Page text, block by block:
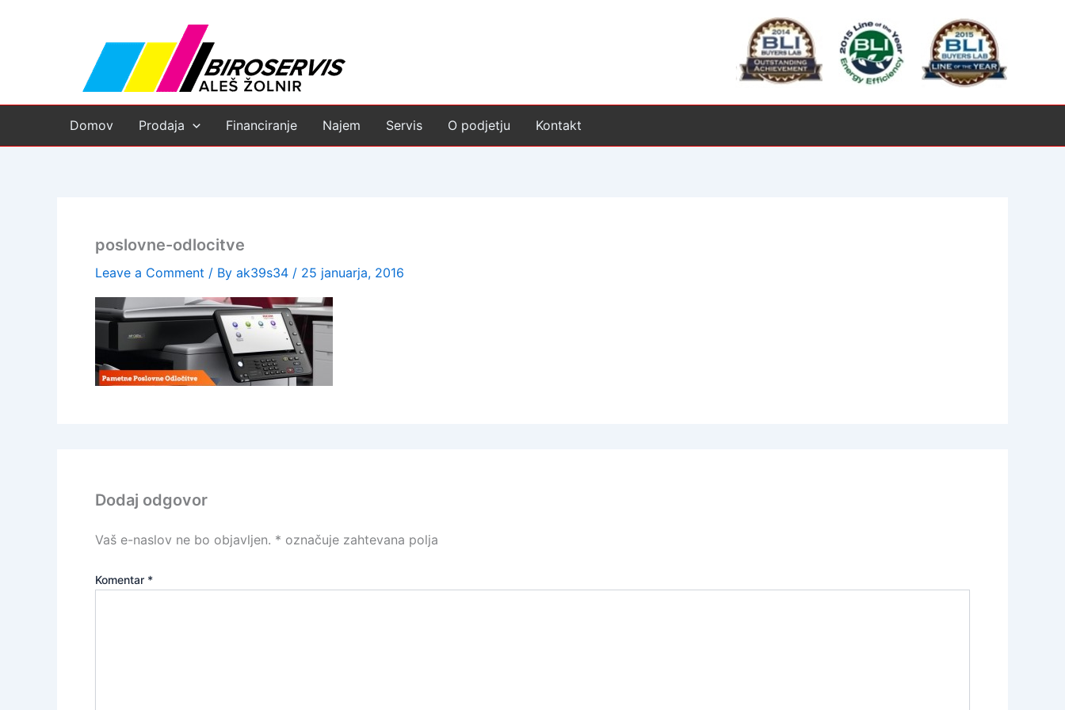
Domov Prodaja Financiranje Najem Servis O podjetju Kontakt
poslovne-odlocitve
Leave a Comment / By ak39s34 / 25 januarja, 2016
Dodaj odgovor
Vaš e-naslov ne bo objavljen. * označuje zahtevana polja
Komentar *